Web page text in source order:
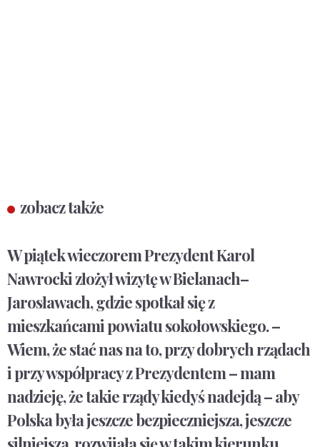
zobacz także
W piątek wieczorem Prezydent Karol
Nawrocki złożył wizytę w Bielanach–
Jarosławach, gdzie spotkał się z
mieszkańcami powiatu sokołowskiego. –
Wiem, że stać nas na to, przy dobrych rządach
i przy współpracy z Prezydentem – mam
nadzieję, że takie rządy kiedyś nadejdą – aby
Polska była jeszcze bezpieczniejsza, jeszcze